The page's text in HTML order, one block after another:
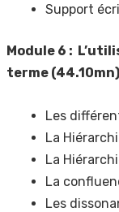
Support
Module 6 :
terme (44.10mn)
Les
La
La
La
Les